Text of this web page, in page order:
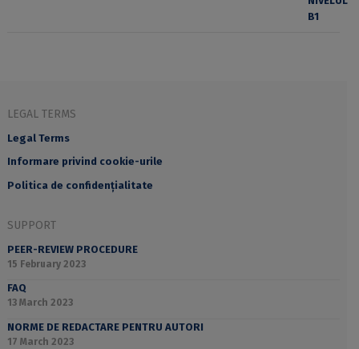
LEGAL TERMS
Legal Terms
Informare privind cookie-urile
Politica de confidențialitate
SUPPORT
PEER-REVIEW PROCEDURE
15 February 2023
FAQ
13 March 2023
NORME DE REDACTARE PENTRU AUTORI
17 March 2023